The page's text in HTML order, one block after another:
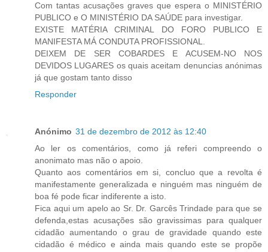
Com tantas acusações graves que espera o MINISTÉRIO
PUBLICO e O MINISTÉRIO DA SAÚDE para investigar.
EXISTE MATÉRIA CRIMINAL DO FORO PUBLICO E
MANIFESTA MÁ CONDUTA PROFISSIONAL.
DEIXEM DE SER COBARDES E ACUSEM-NO NOS
DEVIDOS LUGARES os quais aceitam denuncias anónimas
já que gostam tanto disso
Responder
Anónimo 31 de dezembro de 2012 às 12:40
Ao ler os comentários, como já referi compreendo o
anonimato mas não o apoio.
Quanto aos comentários em si, concluo que a revolta é
manifestamente generalizada e ninguém mas ninguém de
boa fé pode ficar indiferente a isto.
Fica aqui um apelo ao Sr. Dr. Garcês Trindade para que se
defenda,estas acusações são gravissimas para qualquer
cidadão aumentando o grau de gravidade quando este
cidadão é médico e ainda mais quando este se propõe